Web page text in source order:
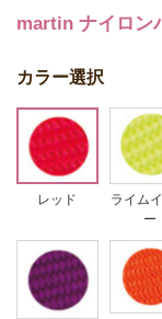
martin ナイロン
カラー選択
レッド
ライム
ー